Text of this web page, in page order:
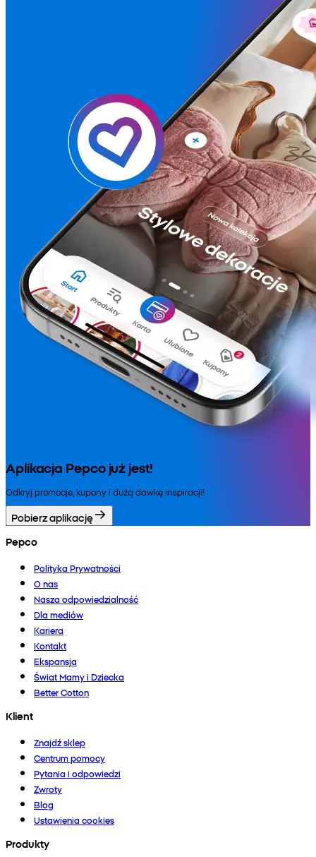
Aplikacja Pepco już jest!
Odkryj promocje, kupony i dużą dawkę inspiracji!
Pobierz aplikację
Pepco
Polityka Prywatności
O nas
Nasza odpowiedzialność
Dla mediów
Kariera
Kontakt
Ekspansja
Świat Mamy i Dziecka
Better Cotton
Klient
Znajdź sklep
Centrum pomocy
Pytania i odpowiedzi
Zwroty
Blog
Ustawienia cookies
Produkty